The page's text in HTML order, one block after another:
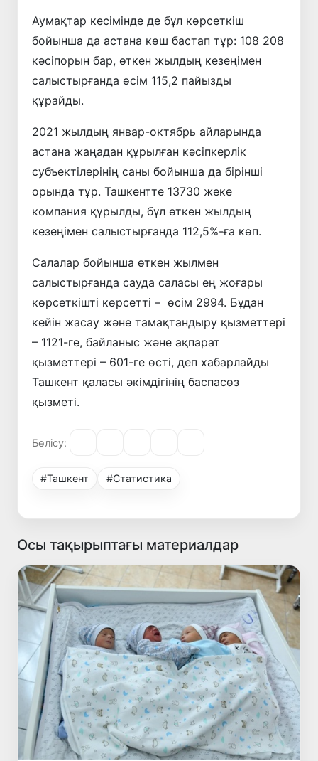
Аумақтар кесімінде де бұл көрсеткіш
бойынша да астана көш бастап тұр: 108 208
кәсіпорын бар, өткен жылдың кезеңімен
салыстырғанда өсім 115,2 пайызды
құрайды.
2021 жылдың январ-октябрь айларында
астана жаңадан құрылған кәсіпкерлік
субъектілерінің саны бойынша да бірінші
орында тұр. Ташкентте 13730 жеке
компания құрылды, бұл өткен жылдың
кезеңімен салыстырғанда 112,5%-ға көп.
Салалар бойынша өткен жылмен
салыстырғанда сауда саласы ең жоғары
көрсеткішті көрсетті – өсім 2994. Бұдан
кейін жасау және тамақтандыру қызметтері
– 1121-ге, байланыс және ақпарат
қызметтері – 601-ге өсті, деп хабарлайды
Ташкент қаласы әкімдігінің баспасөз
қызметі.
Бөлісу:
#Ташкент #Статистика
Осы тақырыптағы материалдар